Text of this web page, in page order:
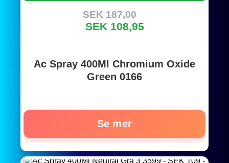
SEK 187,00
SEK 108,95
Ac Spray 400Ml Chromium Oxide
Green 0166
Se mer